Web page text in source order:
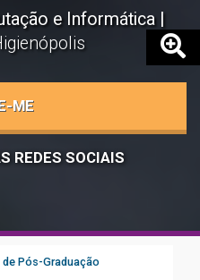
e Informática
ME
REDES SOCIAIS
Pós-Graduação